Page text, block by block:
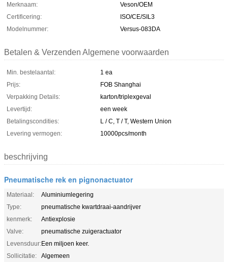
Merknaam:
Veson/OEM
Certificering:
ISO/CE/SIL3
Modelnummer:
Versus-083DA
Betalen & Verzenden Algemene voorwaarden
Min. bestelaantal:
1 ea
Prijs:
FOB Shanghai
Verpakking Details:
karton/triplexgeval
Levertijd:
een week
Betalingscondities:
L / C, T / T, Western Union
Levering vermogen:
10000pcs/month
beschrijving
Pneumatische rek en pignonactuator
Materiaal:
Aluminiumlegering
Type:
pneumatische kwartdraai-aandrijver
kenmerk:
Antiexplosie
Valve:
pneumatische zuigeractuator
Levensduur:Een miljoen keer.
Sollicitatie:
Algemeen